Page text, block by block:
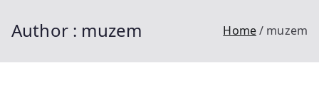
Author : muzem Home muzem